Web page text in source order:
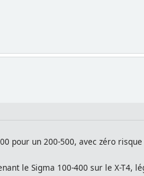
pour un 200-500, avec zéro risque
le Sigma 100-400 sur le X-